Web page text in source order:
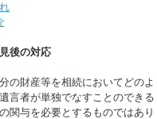
後の対応
の財産等を相続においてどのよ
言者が単独でなすことのできる
関与を必要とするものではあり